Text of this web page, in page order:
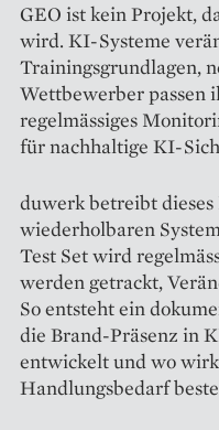
GEO ist kein Projekt,
wird. KI-Systeme
Trainingsgrundlagen,
Wettbewerber passen
regelmässiges
für nachhaltige KI-
duwerk betreibt
wiederholbaren
Test Set wird
werden getrackt,
So entsteht ein
die Brand-Präsenz in
entwickelt und wo
Handlungsbedarf